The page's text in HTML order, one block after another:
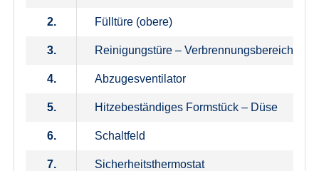
2. Fülltüre (obere)
3. Reinigungstüre – Verbrennungsbereich
4. Abzugesventilator
5. Hitzebeständiges Formstück – Düse
6. Schaltfeld
7. Sicherheitsthermostat